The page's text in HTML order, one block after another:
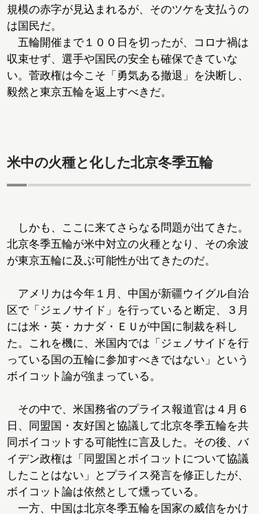
規模の赤字が見込まれるが、そのツケを支払うの
は国民だ。
五輪開催まで１００日を切ったが、コロナ禍は
収束せず、選手や国民の安全も確保できていな
い。菅政権は今こそ「勇気ある撤退」を決断し、
毅然と東京五輪を返上すべきだ。
米中の火種と化した北京冬季五輪
しかも、ここに来てさらなる問題が出てきた。
北京冬季五輪が米中対立の火種となり、その余波
が東京五輪に及ぶ可能性が出てきたのだ。
アメリカは今年１月、中国が新疆ウイグル自治
区で「ジェノサイド」を行っていると断定、３月
には米・英・カナダ・ＥＵが中国に制裁を科し
た。これを機に、米国内では「ジェノサイドを行
っている国の五輪に参加すべきではない」という
ボイコット論が強まっている。
その中で、米国務省のプライス報道官は４月６
日、同盟国・友好国と協議して北京冬季五輪を共
同ボイコットする可能性に言及した。その後、バ
イデン政権は「同盟国とボイコットについて協議
したことはない」とプライス発言を修正したが、
ボイコット論は依然として燻っている。
一方、中国は北京冬季五輪を国家の威信をかけ